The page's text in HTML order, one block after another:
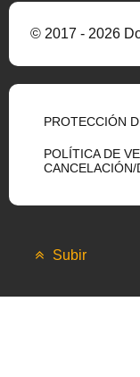
© 2017 - 2026
PROTECCIÓN
POLÍTICA DE
Subir